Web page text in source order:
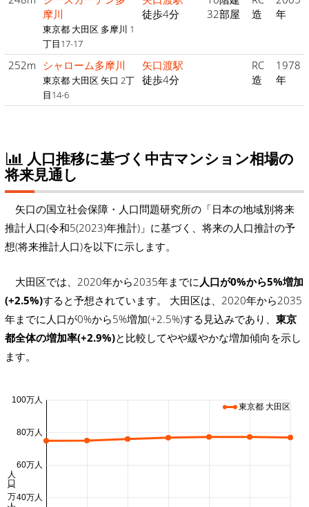
摩川
東京都 大田区 多摩川 1
丁目17-17
徒歩4分
32部屋
造
年
252m シャローム多摩川
東京都 大田区 矢口 2丁
目14-6
矢口渡駅
徒歩4分
RC
造
1978
年
人口推移に基づく中古マンション相場の
将来見通し
矢口の国立社会保障・人口問題研究所の「日本の地域別将来
推計人口(令和5(2023)年推計)」に基づく、将来の人口推計の予
想(将来推計人口)を以下に示します。
大田区では、2020年から2035年までに 人口が0%から5%増加
(+2.5%)すると予想されています。 大田区は、2020年から2035
年までに人口が0%から5%増加(+2.5%)する見込みであり、 東京
都全体の増加率(+2.9%)と比較してやや緩やかな増加傾向を示し
ます。
40万人
60万人
80万人
100万人
人口 (万人)
東京都 大田区